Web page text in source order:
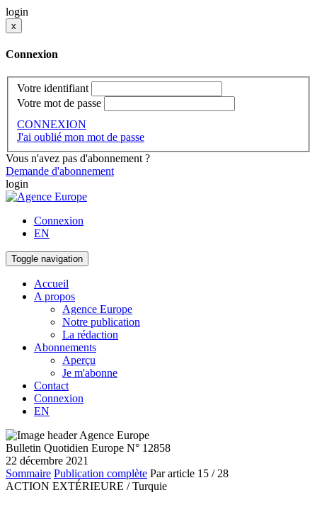
login
x
Connexion
Votre identifiant
Votre mot de passe
CONNEXION
J'ai oublié mon mot de passe
Vous n'avez pas d'abonnement ?
Demande d'abonnement
login
Connexion
EN
Toggle navigation
Accueil
A propos
Agence Europe
Notre publication
La rédaction
Abonnements
Aperçu
Je m'abonne
Contact
Connexion
EN
Bulletin Quotidien Europe N° 12858
22 décembre 2021
Sommaire Publication complète Par article 15 / 28
ACTION EXTÉRIEURE / Turquie